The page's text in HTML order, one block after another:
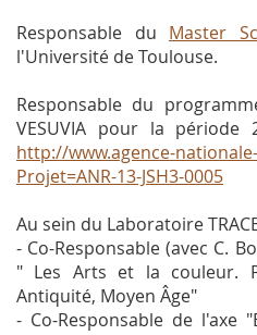
Responsable du Master
l'Université de Toulouse.
Responsable du
VESUVIA pour la période
http://www.agence-
Projet=ANR-13-JSH3-0005
Au sein du Laboratoire
- Co-Responsable (avec C.
" Les Arts et la couleur.
Antiquité, Moyen Âge"
- Co-Responsable de l'axe